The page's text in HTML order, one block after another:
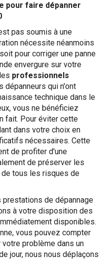
pour faire dépanner
pas soumis à une
nécessite néanmoins
pour corriger une panne
envergure sur votre
professionnels
qui n'ont
technique dans le
vous ne bénéficiez
fait. Pour éviter cette
dans votre choix en
nécessaires. Cette
de profiter d'une
de préserver les
tous les risques de
de dépannage
à votre disposition des
disponibles.
vous pouvez compter
problème dans un
jour, nous nous déplaçons